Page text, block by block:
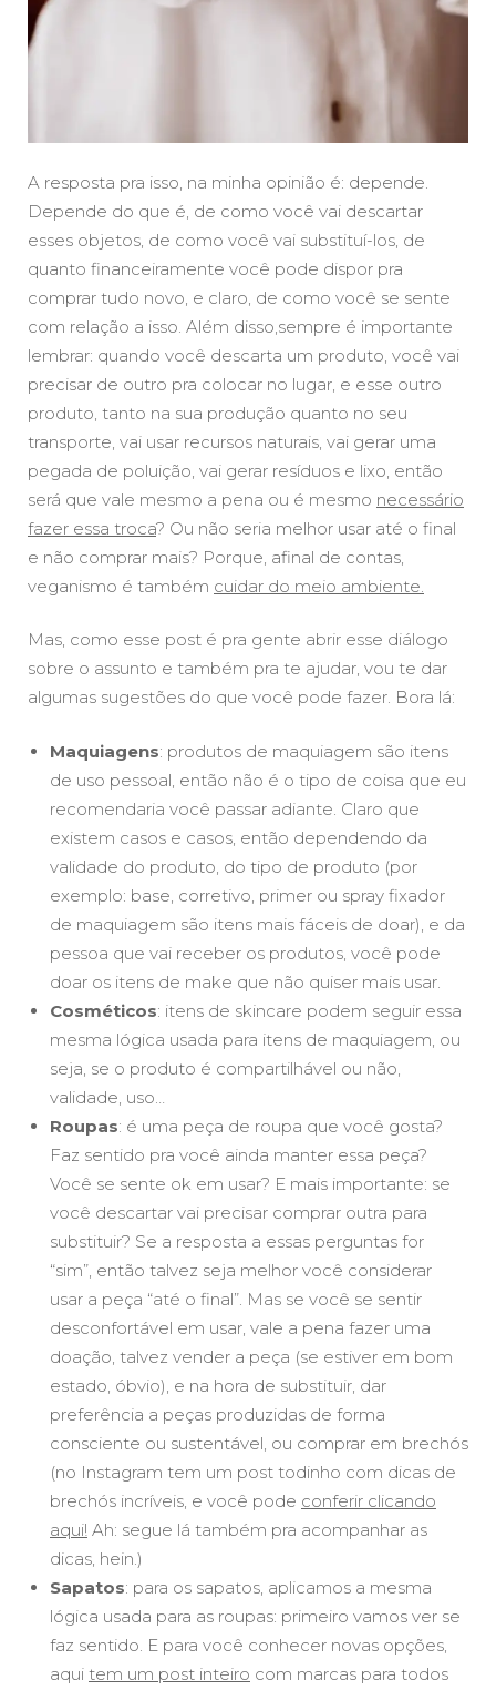
A resposta pra isso, na minha opinião é: depende.
Depende do que é, de como você vai descartar
esses objetos, de como você vai substituí-los, de
quanto financeiramente você pode dispor pra
comprar tudo novo, e claro, de como você se sente
com relação a isso. Além disso,sempre é importante
lembrar: quando você descarta um produto, você vai
precisar de outro pra colocar no lugar, e esse outro
produto, tanto na sua produção quanto no seu
transporte, vai usar recursos naturais, vai gerar uma
pegada de poluição, vai gerar resíduos e lixo, então
será que vale mesmo a pena ou é mesmo necessário
fazer essa troca? Ou não seria melhor usar até o final
e não comprar mais? Porque, afinal de contas,
veganismo é também cuidar do meio ambiente.
Mas, como esse post é pra gente abrir esse diálogo
sobre o assunto e também pra te ajudar, vou te dar
algumas sugestões do que você pode fazer. Bora lá:
Maquiagens: produtos de maquiagem são itens
de uso pessoal, então não é o tipo de coisa que eu
recomendaria você passar adiante. Claro que
existem casos e casos, então dependendo da
validade do produto, do tipo de produto (por
exemplo: base, corretivo, primer ou spray fixador
de maquiagem são itens mais fáceis de doar), e da
pessoa que vai receber os produtos, você pode
doar os itens de make que não quiser mais usar.
Cosméticos: itens de skincare podem seguir essa
mesma lógica usada para itens de maquiagem, ou
seja, se o produto é compartilhável ou não,
validade, uso…
Roupas: é uma peça de roupa que você gosta?
Faz sentido pra você ainda manter essa peça?
Você se sente ok em usar? E mais importante: se
você descartar vai precisar comprar outra para
substituir? Se a resposta a essas perguntas for
“sim”, então talvez seja melhor você considerar
usar a peça “até o final”. Mas se você se sentir
desconfortável em usar, vale a pena fazer uma
doação, talvez vender a peça (se estiver em bom
estado, óbvio), e na hora de substituir, dar
preferência a peças produzidas de forma
consciente ou sustentável, ou comprar em brechós
(no Instagram tem um post todinho com dicas de
brechós incríveis, e você pode conferir clicando
aqui! Ah: segue lá também pra acompanhar as
dicas, hein.)
Sapatos: para os sapatos, aplicamos a mesma
lógica usada para as roupas: primeiro vamos ver se
faz sentido. E para você conhecer novas opções,
aqui tem um post inteiro com marcas para todos